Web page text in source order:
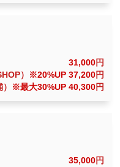
31,000円
）
※20%UP 37,200円
※最大30%UP 40,300円
35,000円